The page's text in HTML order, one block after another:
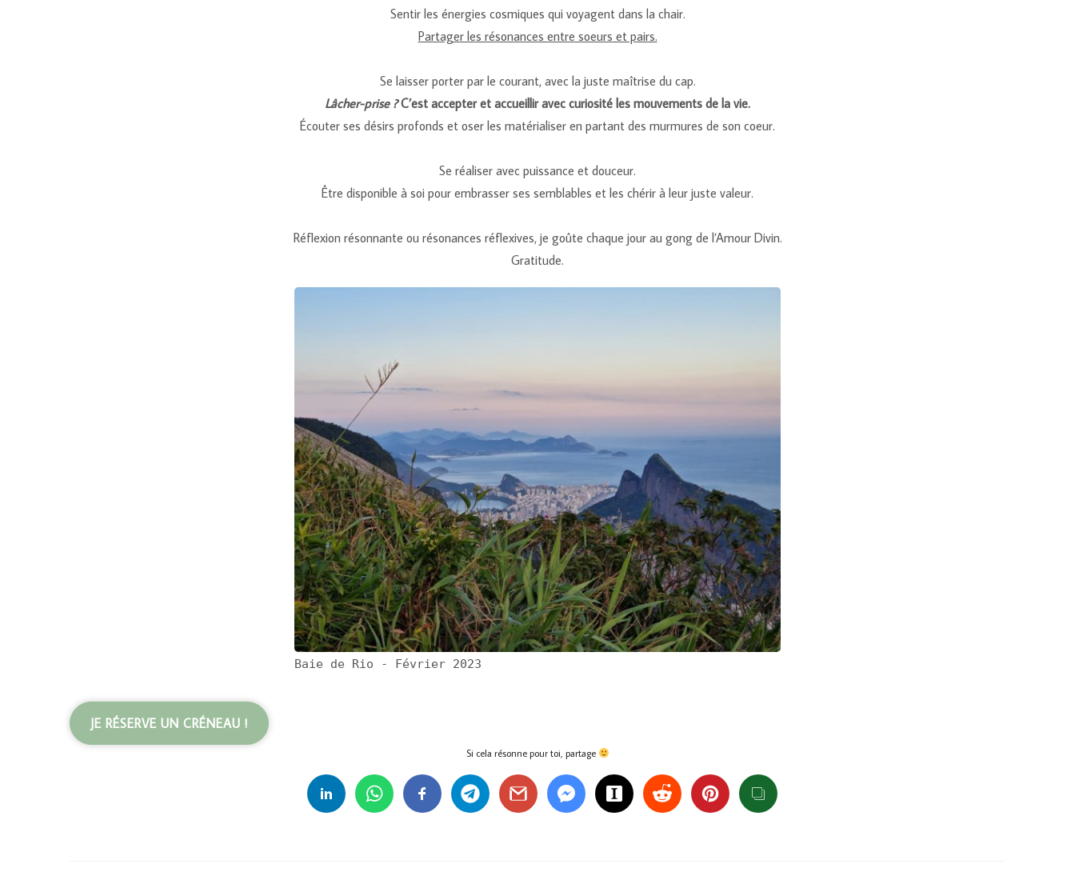
Sentir les énergies cosmiques qui voyagent dans la chair.
Partager les résonances entre soeurs et pairs.
Se laisser porter par le courant, avec la juste maîtrise du cap.
Lâcher-prise ? C’est accepter et accueillir avec curiosité les mouvements de la vie.
Écouter ses désirs profonds et oser les matérialiser en partant des murmures de son coeur.
Se réaliser avec puissance et douceur.
Être disponible à soi pour embrasser ses semblables et les chérir à leur juste valeur.
Réflexion résonnante ou résonances réflexives, je goûte chaque jour au gong de l’Amour Divin.
Gratitude.
Baie de Rio - Février 2023
JE RÉSERVE UN CRÉNEAU !
Si cela résonne pour toi, partage